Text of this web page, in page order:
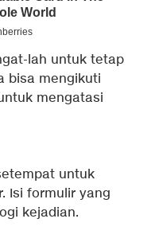
lah untuk tetap
bisa mengikuti
mengatasi
untuk
Isi formulir yang
kejadian.